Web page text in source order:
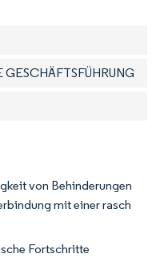
GESCHÄFTSFÜHRUNG
von Behinderungen
mit einer rasch
Fortschritte